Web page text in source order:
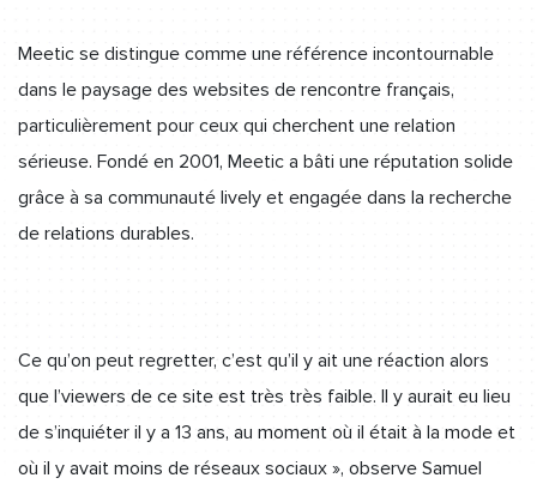
Meetic se distingue comme une référence incontournable
dans le paysage des websites de rencontre français,
particulièrement pour ceux qui cherchent une relation
sérieuse. Fondé en 2001, Meetic a bâti une réputation solide
grâce à sa communauté lively et engagée dans la recherche
de relations durables.
Ce qu’on peut regretter, c’est qu’il y ait une réaction alors
que l’viewers de ce site est très très faible. Il y aurait eu lieu
de s’inquiéter il y a 13 ans, au moment où il était à la mode et
où il y avait moins de réseaux sociaux », observe Samuel